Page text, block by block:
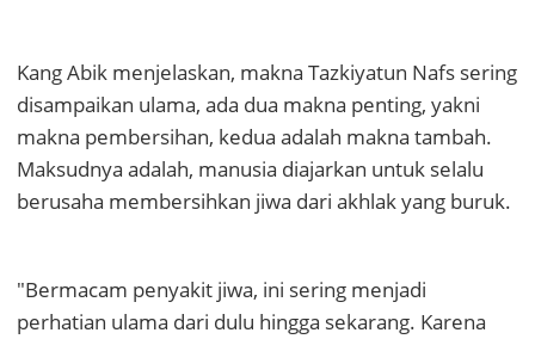
Kang Abik menjelaskan, makna Tazkiyatun Nafs sering
disampaikan ulama, ada dua makna penting, yakni
makna pembersihan, kedua adalah makna tambah.
Maksudnya adalah, manusia diajarkan untuk selalu
berusaha membersihkan jiwa dari akhlak yang buruk.
"Bermacam penyakit jiwa, ini sering menjadi
perhatian ulama dari dulu hingga sekarang. Karena